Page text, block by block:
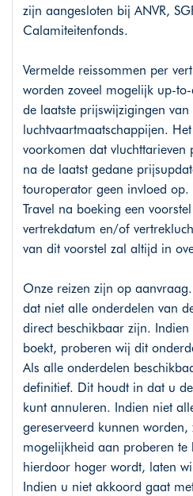
zijn aangesloten bij ANVR,
Calamiteitenfonds.
Vermelde reissommen per
worden zoveel mogelijk up-
de laatste prijswijzigingen van
luchtvaartmaatschappijen.
voorkomen dat vluchttarieven
na de laatst gedane
touroperator geen invloed op.
Travel na boeking een
vertrekdatum en/of
van dit voorstel zal altijd in
Onze reizen zijn op
dat niet alle onderdelen van
direct beschikbaar zijn.
boekt, proberen wij dit
Als alle onderdelen
definitief. Dit houdt in dat u
kunt annuleren. Indien niet
gereserveerd kunnen
mogelijkheid aan proberen te
hierdoor hoger wordt, laten
Indien u niet akkoord gaat